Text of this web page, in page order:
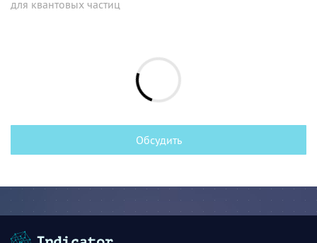
для квантовых частиц
Обсудить